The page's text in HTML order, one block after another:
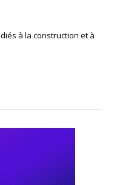
à la construction et à